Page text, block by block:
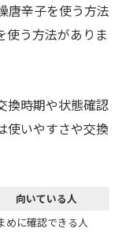
唐辛子を使う方法
使う方法がありま
換時期や状態確認
使いやすさや交換
向いている人
めに確認できる人